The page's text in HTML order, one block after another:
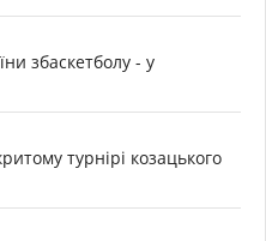
збаскетболу - у
турнірі козацького